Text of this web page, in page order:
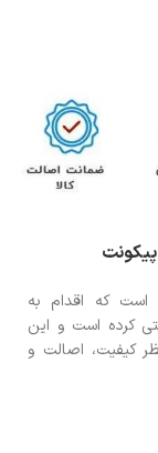
است که اقدام به
کرده است و این
کیفیت، اصالت و